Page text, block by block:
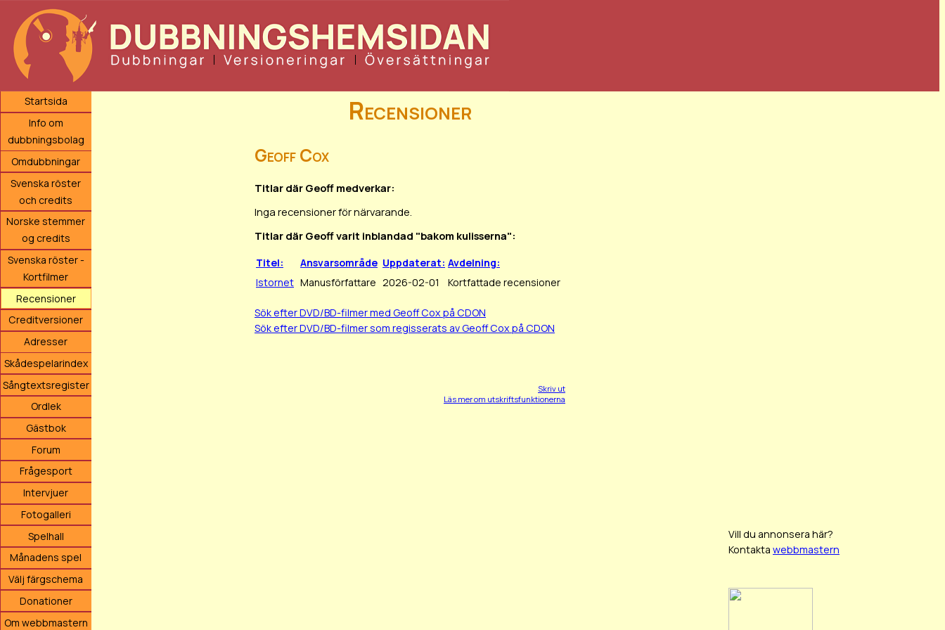
Startsida
Info om
dubbningsbolag
Omdubbningar
Svenska röster
och credits
Norske stemmer
og credits
Svenska röster -
Kortfilmer
Recensioner
Creditversioner
Adresser
Skådespelarindex
Sångtextsregister
Ordlek
Gästbok
Forum
Frågesport
Intervjuer
Fotogalleri
Spelhall
Månadens spel
Välj färgschema
Donationer
Om webbmastern
Recensioner
Geoff Cox
Titlar där Geoff medverkar:
Inga recensioner för närvarande.
Titlar där Geoff varit inblandad "bakom kulisserna":
Titel: Ansvarsområde Uppdaterat: Avdelning:
Istornet Manusförfattare 2026-02-01 Kortfattade recensioner
Sök efter DVD/BD-filmer med Geoff Cox på CDON
Sök efter DVD/BD-filmer som regisserats av Geoff Cox på CDON
Skriv ut
Läs mer om utskriftsfunktionerna
Vill du annonsera här?
Kontakta webbmastern